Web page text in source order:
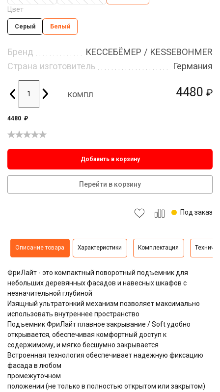
4480 ₽
Цвет
Серый Белый
Бренд
КЕССЕБЁМЕР / KESSEBOHMER
Страна изготовитель
Германия
компл
4480 ₽
Добавить в корзину
Перейти в корзину
Под заказ
Описание товара Характеристики Комплектация
ФриЛайт - это компактный поворотный подъемник для
небольших деревянных фасадов и навесных шкафов с
незначительной глубиной
Изящный ультратонкий механизм позволяет максимально
использовать внутреннее пространство
Подъемник ФриЛайт плавное закрывание / Soft удобно
открывается, обеспечивая комфортный доступ к
содержимому, и мягко бесшумно закрывается
Встроенная технология обеспечивает надежную фиксацию
фасада в любом
промежуточном
положении (не только в полностью открытом или закрытом)